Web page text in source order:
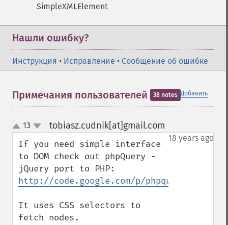
SimpleXMLElement
Нашли ошибку?
Инструкция • Исправление • Сообщение об ошибке
＋Добавить
Примечания пользователей 38 notes
up
down
13 tobiasz.cudnik[at]gmail.com
18 years ago
If you need simple interface
to DOM check out phpQuery -
http://code.google.com/p/phpquery/
It uses CSS selectors to
fetch nodes.